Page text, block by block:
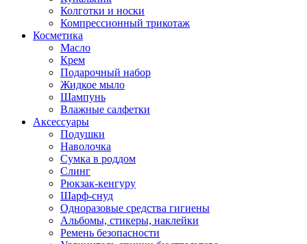
Колготки и носки
Компрессионный трикотаж
Косметика
Масло
Крем
Подарочный набор
Жидкое мыло
Шампунь
Влажные салфетки
Аксессуары
Подушки
Наволочка
Сумка в роддом
Cлинг
Рюкзак-кенгуру
Шарф-снуд
Одноразовые средства гигиены
Альбомы, стикеры, наклейки
Ремень безопасности